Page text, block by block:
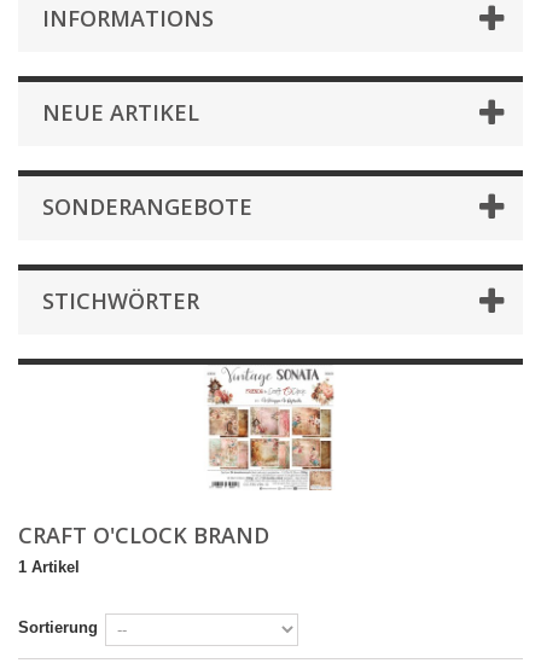
INFORMATIONS
NEUE ARTIKEL
SONDERANGEBOTE
STICHWÖRTER
CRAFT O'CLOCK BRAND
1 Artikel
Sortierung